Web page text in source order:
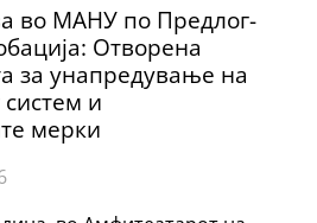
во МАНУ по Предлог-
Отворена
за унапредување на
и
мерки